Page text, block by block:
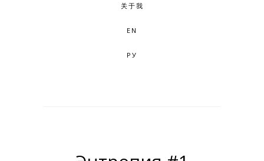
关于我
EN
РУ